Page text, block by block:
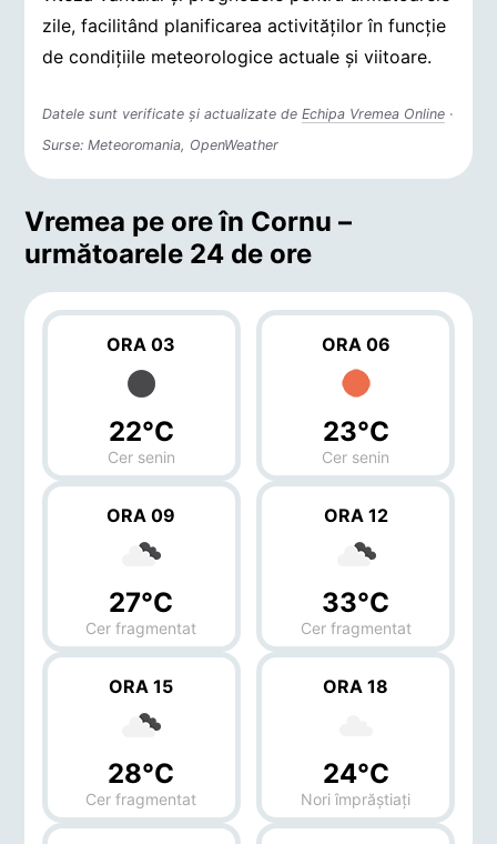
zile, facilitând planificarea activităților în funcție
de condițiile meteorologice actuale și viitoare.
Datele sunt verificate și actualizate deEchipa Vremea Online ·
Surse: Meteoromania, OpenWeather
Vremea pe ore în Cornu –
următoarele 24 de ore
ORA 03
22°C
Cer senin
ORA 06
23°C
Cer senin
ORA 09
27°C
Cer fragmentat
ORA 12
33°C
Cer fragmentat
ORA 15
28°C
Cer fragmentat
ORA 18
24°C
Nori împrăștiați